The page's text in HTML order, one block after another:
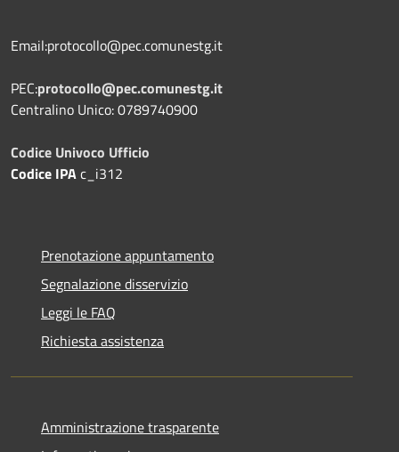
Email:protocollo@pec.comunestg.it
PEC:protocollo@pec.comunestg.it
Centralino Unico: 0789740900
Codice Univoco Ufficio
Codice IPAc_i312
Prenotazione appuntamento
Segnalazione disservizio
Leggi le FAQ
Richiesta assistenza
Amministrazione trasparente